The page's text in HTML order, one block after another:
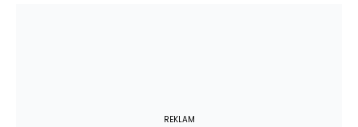
REKLAM